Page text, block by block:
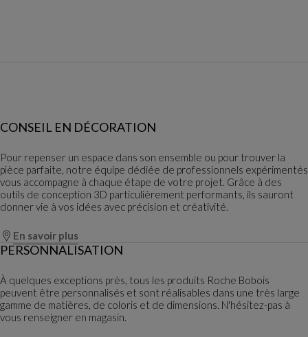
CONSEIL EN DÉCORATION
Pour repenser un espace dans son ensemble ou pour trouver la
pièce parfaite, notre équipe dédiée de professionnels expérimentés
vous accompagne à chaque étape de votre projet. Grâce à des
outils de conception 3D particulièrement performants, ils sauront
donner vie à vos idées avec précision et créativité.
En savoir plus
PERSONNALISATION
À quelques exceptions près, tous les produits Roche Bobois
peuvent être personnalisés et sont réalisables dans une très large
gamme de matières, de coloris et de dimensions. N'hésitez-pas à
vous renseigner en magasin.